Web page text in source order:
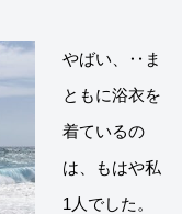
やばい、‥ま
ともに浴衣を
着ているの
は、もはや私
1人でした。